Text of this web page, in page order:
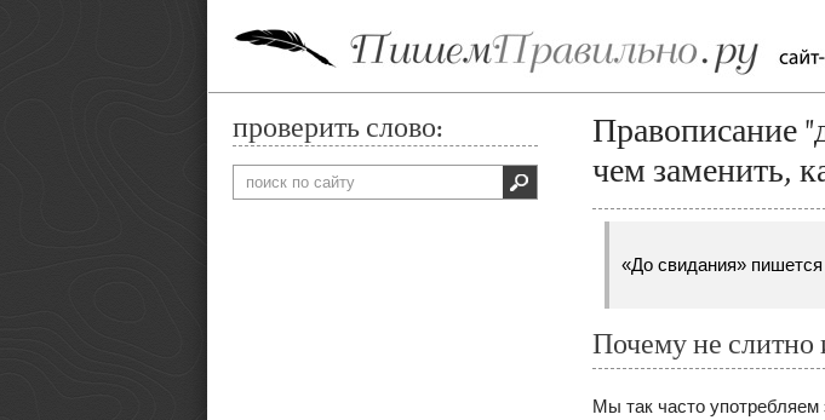
проверить слово:
Правописание
чем заменить,
«До свидания»
Почему не слитно
Мы так часто